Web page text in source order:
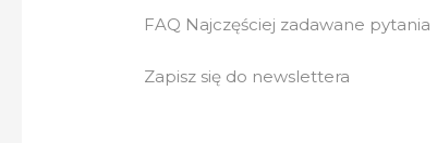
FAQ Najczęściej zadawane pytania
Zapisz się do newslettera